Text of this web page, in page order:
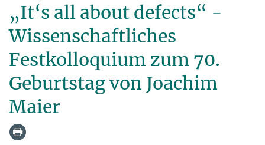
„It‘s all about defects“ -
Wissenschaftliches
Festkolloquium zum 70.
Geburtstag von Joachim
Maier